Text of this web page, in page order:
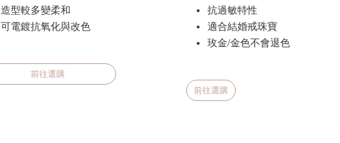
造型較多變柔和
可電鍍抗氧化與改色
前往選購
抗過敏特性
適合結婚戒珠寶
玫金/金色不會退色
前往選購